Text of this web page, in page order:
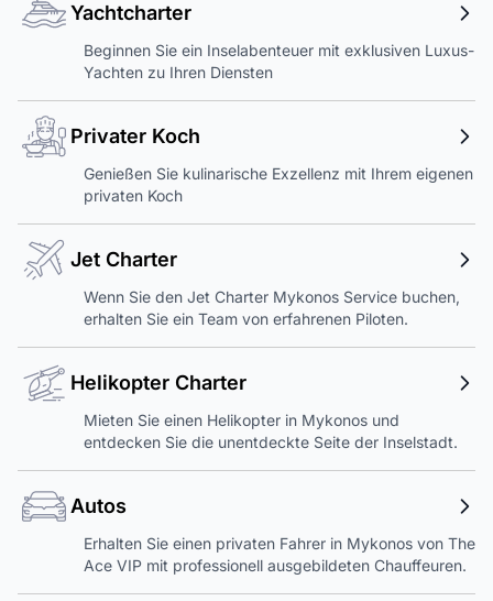
Yachtcharter
Beginnen Sie ein Inselabenteuer mit exklusiven Luxus-
Yachten zu Ihren Diensten
Privater Koch
Genießen Sie kulinarische Exzellenz mit Ihrem eigenen
privaten Koch
Jet Charter
Wenn Sie den Jet Charter Mykonos Service buchen,
erhalten Sie ein Team von erfahrenen Piloten.
Helikopter Charter
Mieten Sie einen Helikopter in Mykonos und
entdecken Sie die unentdeckte Seite der Inselstadt.
Autos
Erhalten Sie einen privaten Fahrer in Mykonos von The
Ace VIP mit professionell ausgebildeten Chauffeuren.